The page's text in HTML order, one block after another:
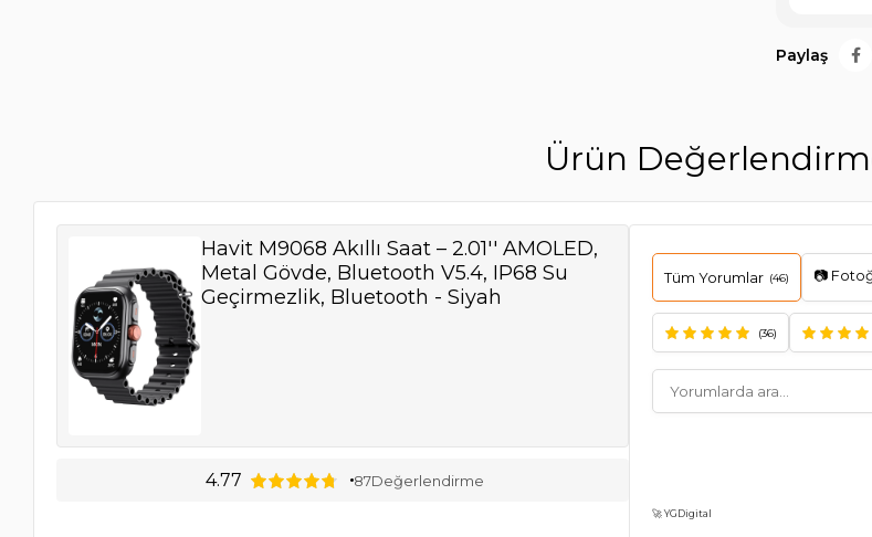
Paylaş
Ürün
Havit M9068 Akıllı Saat – 2.01'' AMOLED,
Metal Gövde, Bluetooth V5.4, IP68 Su
Geçirmezlik, Bluetooth - Siyah
4.77 87Değerlendirme
Tüm Yorumlar (46) 📷
(36)
🚀 YGDigital